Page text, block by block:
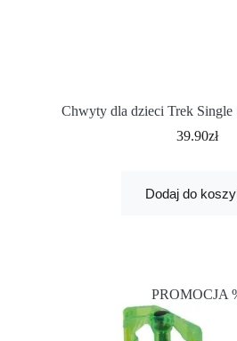
Chwyty dla dzieci Trek Single
39.90zł
Dodaj do
PROMOCJA